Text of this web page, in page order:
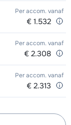
Per accom. vanaf
€ 1.532
Per accom. vanaf
€ 2.308
Per accom. vanaf
€ 2.313